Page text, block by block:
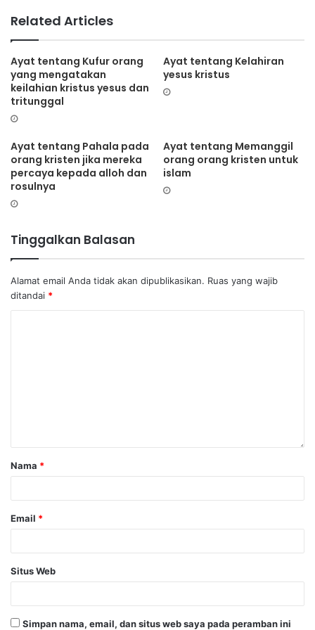
i
t
e
Related Articles
Ayat tentang Kufur orang
yang mengatakan
keilahian kristus yesus dan
tritunggal
Ayat tentang Kelahiran
yesus kristus
Ayat tentang Pahala pada
orang kristen jika mereka
percaya kepada alloh dan
rosulnya
Ayat tentang Memanggil
orang orang kristen untuk
islam
Tinggalkan Balasan
Alamat email Anda tidak akan dipublikasikan. Ruas yang wajib
ditandai *
Nama *
Email *
Situs Web
Simpan nama, email, dan situs web saya pada peramban ini